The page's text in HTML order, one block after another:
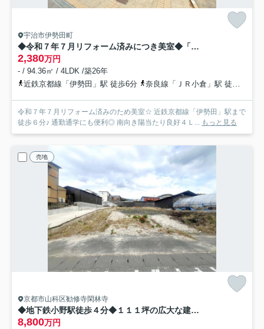
宇治市伊勢田町
◆令和７年７月リフォーム済みにつき美室◆「伊勢田」駅まで徒歩６分◆収納豊富◆宇治市伊勢田町若林
2,380万円
- / 94.36㎡ / 4LDK /築26年
近鉄京都線「伊勢田」駅 徒歩6分
奈良線「ＪＲ小倉」駅 徒歩22分
令和７年７月リフォーム済みのため美室☆ 近鉄京都線「伊勢田」駅まで
徒歩６分♪ 通勤通学にも便利◎ 南向き陽当たり良好４Ｌ... もっと見る
売地
京都市山科区勧修寺閑林寺
◆地下鉄小野駅徒歩４分◆１１１坪の広大な建築条件無し売土地◆環状線面す◆商業地域◆山科区勧修寺閑林寺
8,800万円